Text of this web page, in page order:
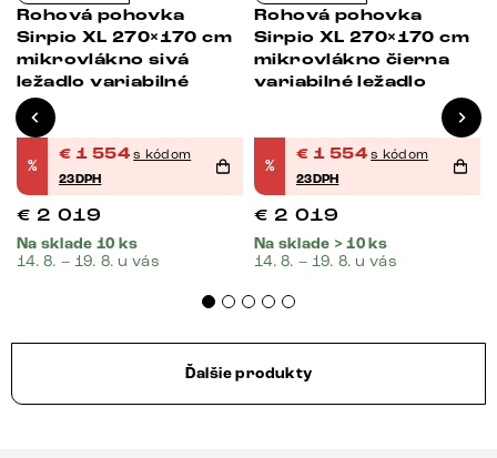
Rohová pohovka
Sirpio XL 270×170 cm
mikrovlákno sivá
ležadlo variabilné
%
€ 1 554 s kódom
23DPH
€ 2 019
Na sklade 10 ks
14. 8. – 19. 8. u vás
Rohová pohovka
Sirpio XL 270×170 cm
mikrovlákno čierna
variabilné ležadlo
%
€ 1 554 s kódom
23DPH
€ 2 019
Na sklade > 10 ks
14. 8. – 19. 8. u vás
Ďalšie produkty